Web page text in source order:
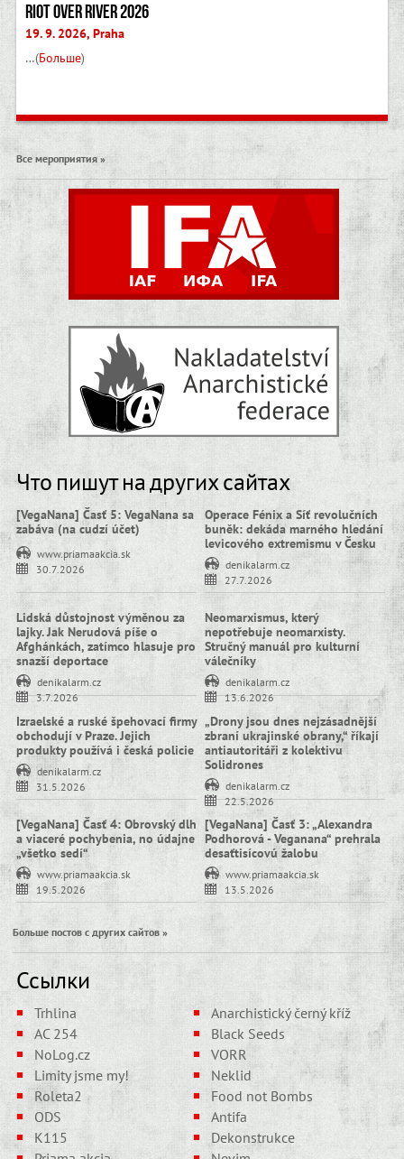
Riot Over River 2026
19. 9. 2026, Praha
…(Больше)
Все мероприятия »
Что пишут на других сайтах
[VegaNana] Časť 5: VegaNana sa
zabáva (na cudzí účet)
www.priamaakcia.sk
30.7.2026
Operace Fénix a Síť revolučních
buněk: dekáda marného hledání
levicového extremismu v Česku
denikalarm.cz
27.7.2026
Lidská důstojnost výměnou za
lajky. Jak Nerudová píše o
Afghánkách, zatímco hlasuje pro
snazší deportace
denikalarm.cz
3.7.2026
Neomarxismus, který
nepotřebuje neomarxisty.
Stručný manuál pro kulturní
válečníky
denikalarm.cz
13.6.2026
Izraelské a ruské špehovací firmy
obchodují v Praze. Jejich
produkty používá i česká policie
denikalarm.cz
31.5.2026
„Drony jsou dnes nejzásadnější
zbraní ukrajinské obrany,“ říkají
antiautoritáři z kolektivu
Solidrones
denikalarm.cz
22.5.2026
[VegaNana] Časť 4: Obrovský dlh
a viaceré pochybenia, no údajne
„všetko sedí“
www.priamaakcia.sk
19.5.2026
[VegaNana] Časť 3: „Alexandra
Podhorová - Veganana“ prehrala
desaťtisícovú žalobu
www.priamaakcia.sk
13.5.2026
Больше постов с других сайтов »
Ссылки
Trhlina
Anarchistický černý kříž
AC 254
Black Seeds
NoLog.cz
VORR
Limity jsme my!
Neklid
Roleta2
Food not Bombs
ODS
Antifa
K115
Dekonstrukce